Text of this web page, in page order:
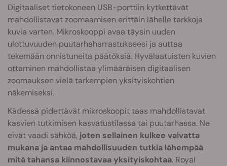
Digitaaliset tietokoneen USB-porttiin kytkettävät
mahdollistavat zoomaamisen erittäin lähelle tarkkoja
kuvia varten. Mikroskooppi avaa täysin uuden
ulottuvuuden puutarhaharrastukseesi ja auttaa
tekemään onnistuneita päätöksiä. Hyvälaatuisten kuvien
ottaminen mahdollistaa ylimääräisen digitaalisen
zoomauksen vielä tarkempien yksityiskohtien
näkemiseksi.
Kädessä pidettävät mikroskoopit taas mahdollistavat
kasvien tutkimisen kasvatustilassa tai puutarhassa. Ne
eivät vaadi sähköä, joten sellainen kulkee vaivatta
mukana ja antaa mahdollisuuden tutkia lähempää
mitä tahansa kiinnostavaa yksityiskohtaa. Royal